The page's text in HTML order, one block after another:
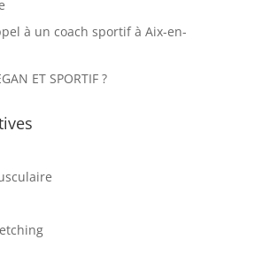
à un coach sportif à Aix-en-
ET SPORTIF ?